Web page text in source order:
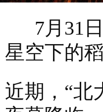
7月31日
星空下的
近期，“北